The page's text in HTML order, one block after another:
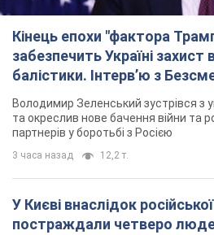
Кінець епохи "фактора
забезпечить Україні захист
балістики. Інтерв’ю з
Володимир Зеленський зустрівся з
та окреслив нове бачення війни та
партнерів у боротьбі з Росією
3 часа назад 12,2 т.
У Києві внаслідок
постраждали четверо